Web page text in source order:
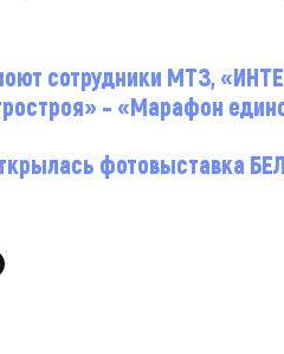
сотрудники МТЗ,
– «Марафон
фотовыставка